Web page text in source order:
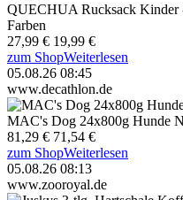
QUECHUA Rucksack Kinder
Farben
27,99 € 19,99 €
zum ShopWeiterlesen
05.08.26 08:45
www.decathlon.de
MAC's Dog 24x800g Hunde
81,29 € 71,54 €
zum ShopWeiterlesen
05.08.26 08:13
www.zooroyal.de